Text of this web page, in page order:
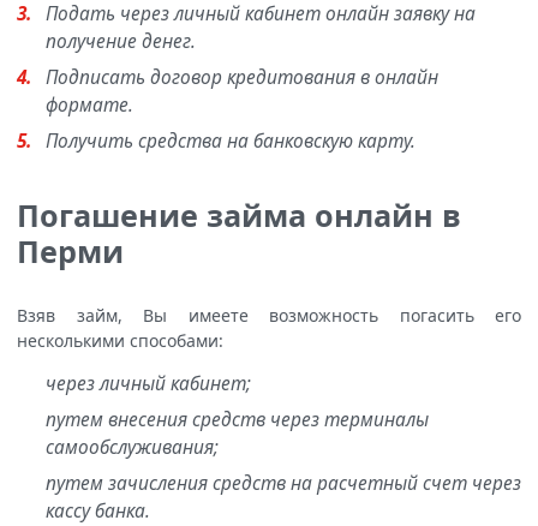
Подать через личный кабинет онлайн заявку на
получение денег.
Подписать договор кредитования в онлайн
формате.
Получить средства на банковскую карту.
Погашение займа онлайн в
Перми
Взяв займ, Вы имеете возможность погасить его
несколькими способами:
через личный кабинет;
путем внесения средств через терминалы
самообслуживания;
путем зачисления средств на расчетный счет через
кассу банка.